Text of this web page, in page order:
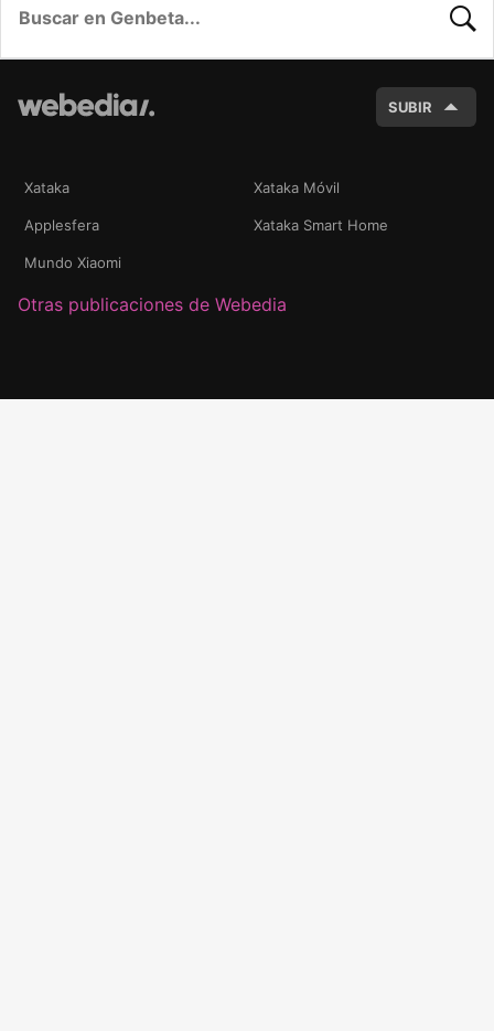
SUBIR
Xataka Xataka Móvil
Applesfera Xataka Smart Home
Mundo Xiaomi
Otras publicaciones de Webedia